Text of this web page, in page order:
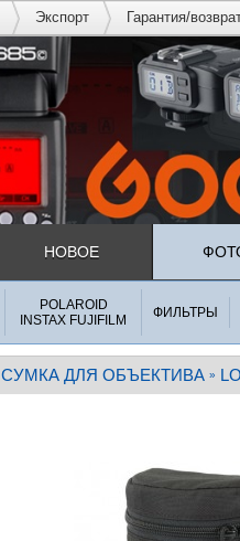
Экспорт Гарантия/
НОВОЕ
POLAROID
INSTAX FUJIFILM
ФИЛЬТРЫ
СУМКА ДЛЯ ОБЪЕКТИВА »